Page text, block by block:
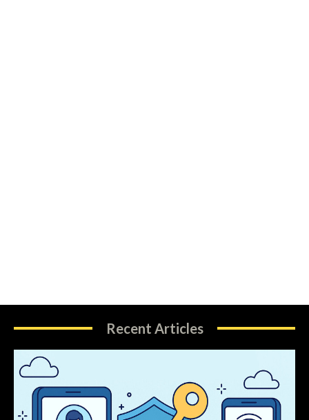
Recent Articles